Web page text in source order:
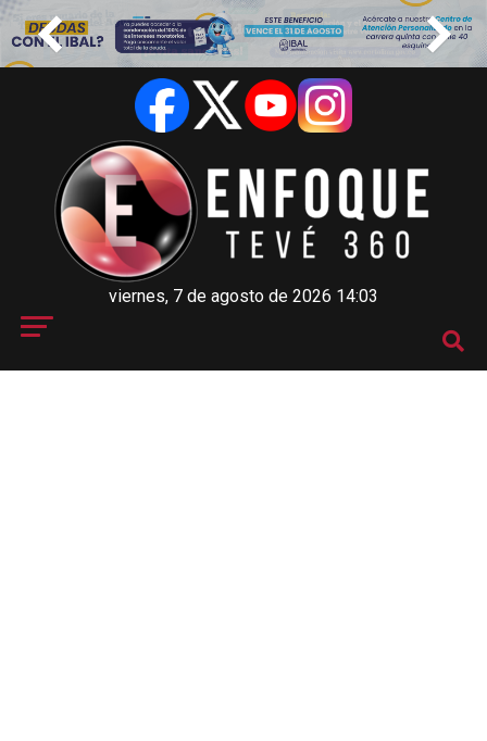
viernes, 7 de agosto de 2026 14:03